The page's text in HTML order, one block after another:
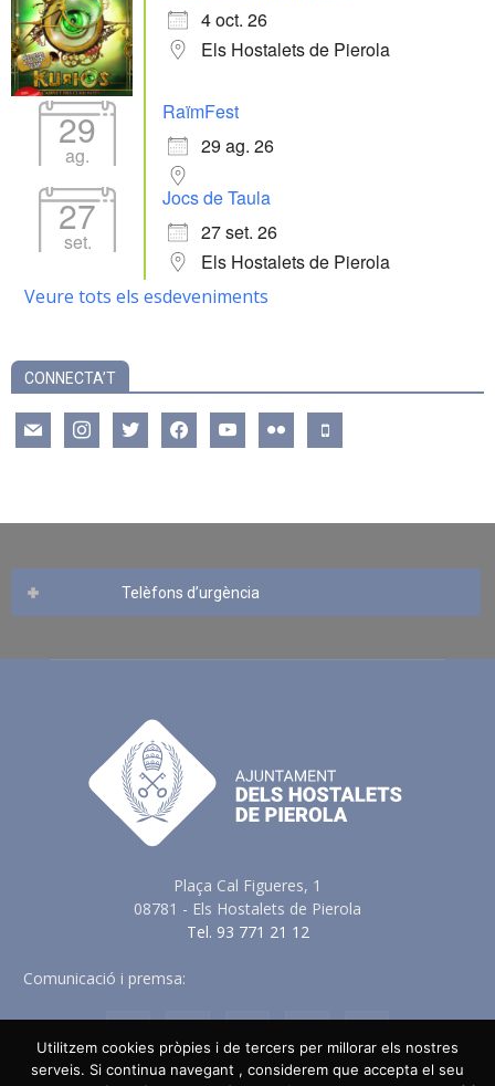
4 oct. 26
Els Hostalets de Pierola
29
ag.
RaïmFest
29 ag. 26
27
set.
Jocs de Taula
27 set. 26
Els Hostalets de Pierola
Veure tots els esdeveniments
CONNECTA’T
mail instagramtwitter facebookyoutube flickr mobile
Telèfons d’urgència
Plaça Cal Figueres, 1
08781 - Els Hostalets de Pierola
Tel. 93 771 21 12
Comunicació i premsa:
Utilitzem cookies pròpies i de tercers per millorar els nostres
serveis. Si continua navegant , considerem que accepta el seu